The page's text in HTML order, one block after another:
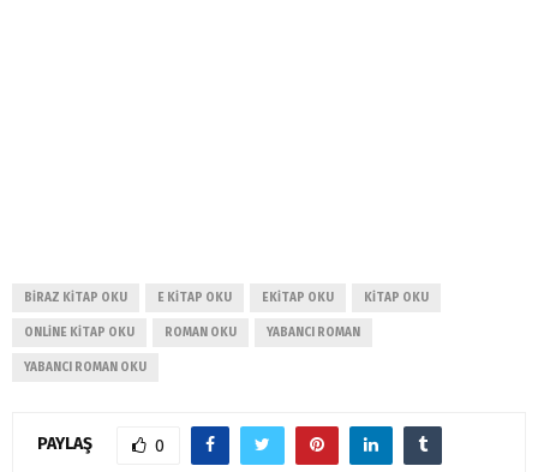
BIRAZ KITAP OKU E KITAP OKU EKITAP OKU KITAP OKU
ONLINE KITAP OKU ROMAN OKU YABANCI ROMAN
YABANCI ROMAN OKU
PAYLAŞ 0